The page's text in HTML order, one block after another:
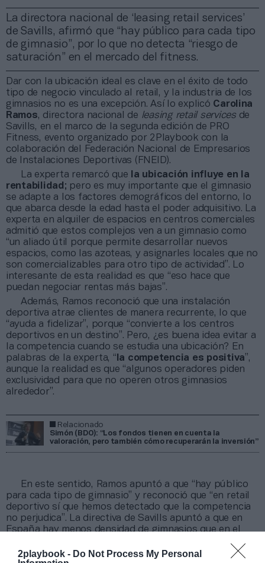
2playbook - Do Not Process My Personal
La directora nacional de ‘leasing retail services’
de Savills, afirmó que “hay público para cada tipo
de gimnasio”, por lo que no detecta “riesgo de
saturación” en el mercado del fitness.
Dar con la ubicación ideal es clave en el éxito de todo
tipo de negocio vinculado al retail, y la industria de los
gimnasios no es una excepción. Así lo explicó Carolina
Ramos, directora nacional de leasing retail services de
Savills, en el marco de la segunda edición de PRO
Fitness, evento organizado por 2Playbook con la
colaboración del Federación Nacional de Empresarios
de Instalaciones Deportivas (FNEID).
La experta remarcó que
la ubicación influye en la
rentabilidad ; pero es muy importante que el gimnasio
se adapte a los factores demográficos del entorno, lo
que abarca desde la edad hasta el poder adquisitivo. La
experta en alquiler de espacios en centros comerciales
admitió que estos complejos ven a un gimnasio como
“un aliado útil porque permite desarrollar nuevos
espacios, como las azoteas, y asignarles locales que no
son comercializables para otro tipo de actividad”. Lo
interesante de esta realidad es que “eso hace que
puedan negociar rentas más bajas”.
Además, Ramos reconoció que una instalación
deportiva atrae clientes de manera recurrente, lo que
“ayuda a fidelizar”, porque “convierte a los centros
deportivos en un destino”. Pero, ¿es buena idea evitar a
la competencia cuando se estudia una ubicación? En
palabras de la experta, “ la competencia es positiva”,
aunque la realidad es que “algunos operadores piden
exclusividad para que no operen otros gimnasios
alrededor”.
Relacionado
Simón (BDO): “Los fondos tienen en cuenta la
valoración, pero también cómo recuperarán la inversión”
En este sentido, Ramos apuntó a que “hay público
para cada tipo de gimnasio” y reconoció que “en retail
deportivo sí que hemos detectado que la competencia
no perjudica”. La directiva de Savills apuntó a que en
España hay menos densidad de gimnasios que en el
de club, con un amplio abanico de precios y servicios,